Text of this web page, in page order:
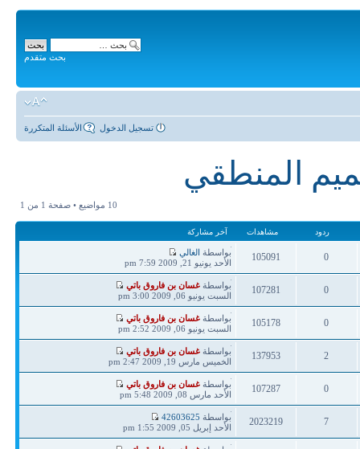
بحث متقدم
الأسئلة المتكررة تسجيل الدخول
المنطقي
10 مواضيع • صفحة 1 من 1
ردود مشاهدات آخر مشاركة
0
ردود
105091
مشاهدات
آخر
مشاركة
بواسطة الغالي
الأحد يونيو 21, 2009 7:59 pm
0
107281
آخر
مشاركة
بواسطةغسان بن فاروق باتي
السبت يونيو 06, 2009 3:00 pm
0
ردود
105178
مشاهدات
آخر
مشاركة
بواسطةغسان بن فاروق باتي
السبت يونيو 06, 2009 2:52 pm
2
137953
آخر
مشاركة
بواسطةغسان بن فاروق باتي
الخميس مارس 19, 2009 2:47 pm
0
ردود
107287
مشاهدات
آخر
مشاركة
بواسطةغسان بن فاروق باتي
الأحد مارس 08, 2009 5:48 pm
7
2023219
آخر
مشاركة
بواسطة 42603625
الأحد إبريل 05, 2009 1:55 pm